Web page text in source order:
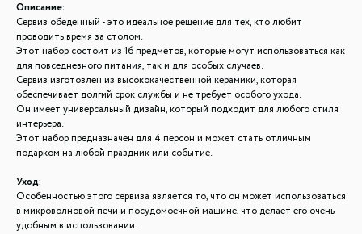
Описание:
Сервиз обеденный - это идеальное решение для тех, кто любит
проводить время за столом.
Этот набор состоит из 16 предметов, которые могут использоваться как
для повседневного питания, так и для особых случаев.
Сервиз изготовлен из высококачественной керамики, которая
обеспечивает долгий срок службы и не требует особого ухода.
Он имеет универсальный дизайн, который подходит для любого стиля
интерьера.
Этот набор предназначен для 4 персон и может стать отличным
подарком на любой праздник или событие.
Уход:
Особенностью этого сервиза является то, что он может использоваться
в микроволновой печи и посудомоечной машине, что делает его очень
удобным в использовании.